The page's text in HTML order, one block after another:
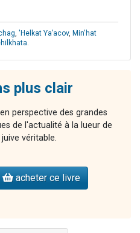
, 'Helkat Ya’acov, Min'hat
.
plus clair
perspective des grandes
de l'actualité à la lueur de
véritable.
acheter ce livre